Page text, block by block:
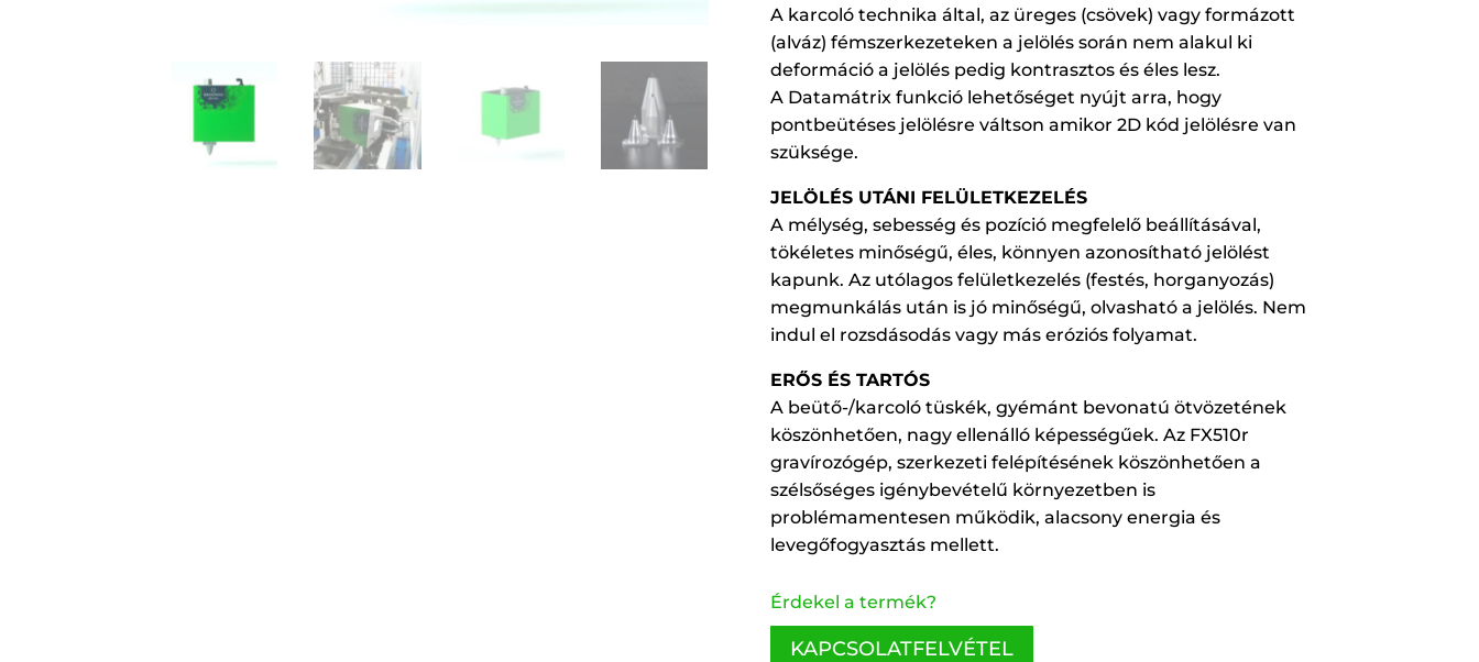
A karcoló technika által, az üreges (csövek) vagy formázott
(alváz) fémszerkezeteken a jelölés során nem alakul ki
deformáció a jelölés pedig kontrasztos és éles lesz.
A Datamátrix funkció lehetőséget nyújt arra, hogy
pontbeütéses jelölésre váltson amikor 2D kód jelölésre van
szüksége.
JELÖLÉS UTÁNI FELÜLETKEZELÉS
A mélység, sebesség és pozíció megfelelő beállításával,
tökéletes minőségű, éles, könnyen azonosítható jelölést
kapunk. Az utólagos felületkezelés (festés, horganyozás)
megmunkálás után is jó minőségű, olvasható a jelölés. Nem
indul el rozsdásodás vagy más eróziós folyamat.
ERŐS ÉS TARTÓS
A beütő-/karcoló tüskék, gyémánt bevonatú ötvözetének
köszönhetően, nagy ellenálló képességűek. Az FX510r
gravírozógép, szerkezeti felépítésének köszönhetően a
szélsőséges igénybevételű környezetben is
problémamentesen működik, alacsony energia és
levegőfogyasztás mellett.
Érdekel a termék?
KAPCSOLATFELVÉTEL